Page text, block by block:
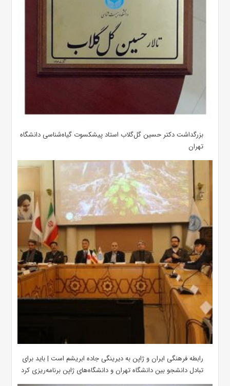
بزرگداشت دکتر حسین گل‌گلاب استاد پیشکسوت گیاه‌شناسی دانشگاه
تهران
رابطه فرهنگی ایران و ژاپن به دیرینگی جاده ابریشم است | باید برای
تبادل دانشجو بین دانشگاه تهران و دانشگاه‌های ژاپن برنامه‌ریزی کرد